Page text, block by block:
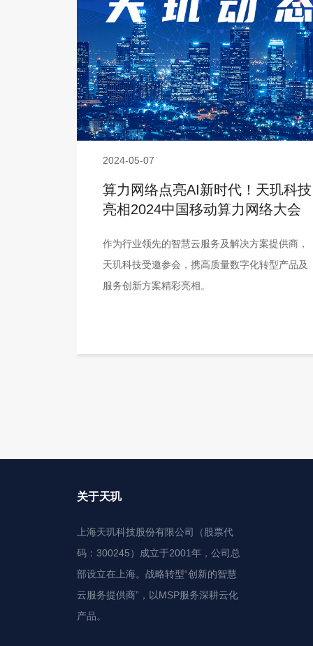
2024-05-07
算力网络点亮AI新时代！天玑科技
亮相2024中国移动算力网络大会
作为行业领先的智慧云服务及解决方案提供商，
天玑科技受邀参会，携高质量数字化转型产品及
服务创新方案精彩亮相。
关于天玑
上海天玑科技股份有限公司（股票代
码：300245）成立于2001年，公司总
部设立在上海。战略转型“创新的智慧
云服务提供商”，以MSP服务深耕云化
产品。